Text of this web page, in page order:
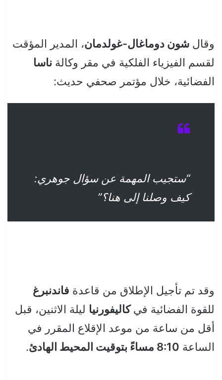
وقال شون دوماغال-غولدمان، المدير المؤقت
لقسم الفيزياء الفلكية في مقر وكالة ناسا
الفضائية، خلال مؤتمر صحفي حديث:
“ستجيب المهمة عن سؤال جوهري:
كيف وصلنا إلى هنا؟”
وقد تم تأجيل الإطلاق من قاعدة فاندنبرغ
للقوة الفضائية فيكاليفورنيا ليلة الاثنين، قبل
أقل من ساعة من موعد الإقلاع المقرر في
الساعة 8:10 مساءً بتوقيت المحيط الهادئ .